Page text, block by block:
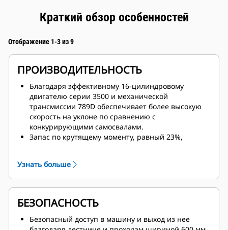
Краткий обзор особенностей
Отображение 1-3 из 9
ПРОИЗВОДИТЕЛЬНОСТЬ
Благодаря эффективному 16-цилиндровому
двигателю серии 3500 и механической
трансмиссии 789D обеспечивает более высокую
скорость на уклоне по сравнению с
конкурирующими самосвалами.
Запас по крутящему моменту, равный 23%,
и бездорожья. Значения запаса по крутящему
моменту соответствуют точкам переключения
коробки передач, что обеспечивает
максимальную производительность и сокращает
продолжительность цикла.
Расширенные возможности выбора шин
Узнать больше
БЕЗОПАСНОСТЬ
Безопасный доступ в машину и выход из нее